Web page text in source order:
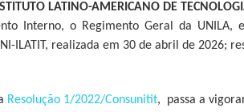
LATINO-AMERICANO DE
Interno, o Regimento Geral da UNILA,
ILATIT, realizada em 30 de abril de 2026;
Resolução 1/2022/Consunitit, passa a